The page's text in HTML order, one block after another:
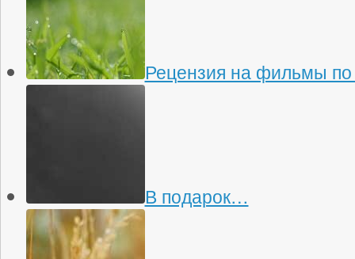
Рецензия на фильмы по
В подарок…